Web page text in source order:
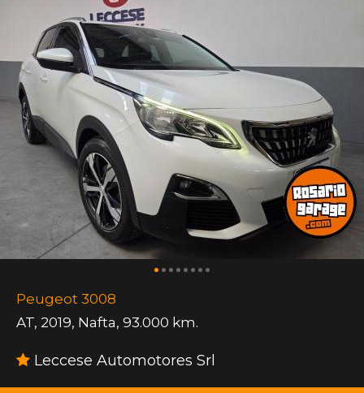
Peugeot 3008
AT, 2019, Nafta, 93.000 km.
Leccese Automotores Srl